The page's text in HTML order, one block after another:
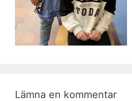
Lämna en kommentar